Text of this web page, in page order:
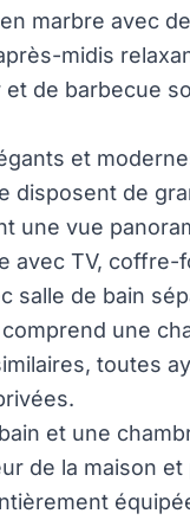
marbre avec
midis
de barbecue
et
disposent de
une vue
avec TV, coffre-
salle de bain
une
toutes
et une
de la maison